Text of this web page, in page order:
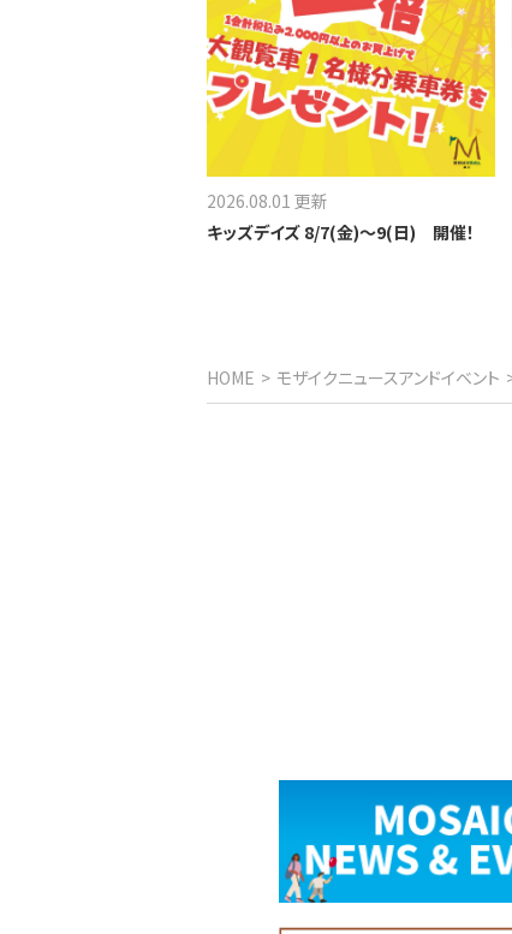
2026.08.01 更新
キッズデイズ 8/7(金)～9(日) 開催！
HOME モザイクニュースアンドイベント